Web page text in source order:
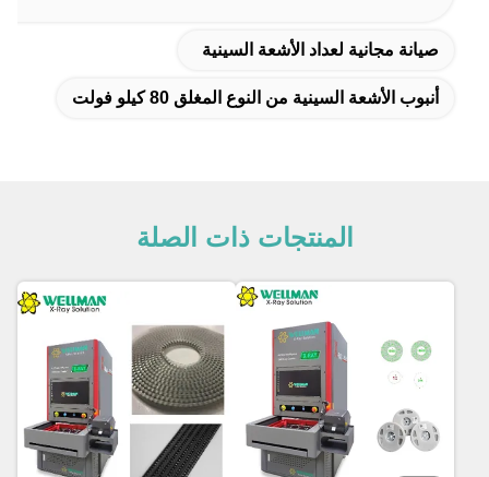
صيانة مجانية لعداد الأشعة السينية
أنبوب الأشعة السينية من النوع المغلق 80 كيلو فولت
المنتجات ذات الصلة